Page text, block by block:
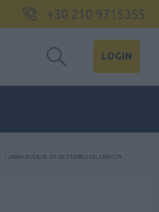
+30 210 9715355
LOGIN
JABRA EVOLVE 20 SE STEREO UC, USB-C/A